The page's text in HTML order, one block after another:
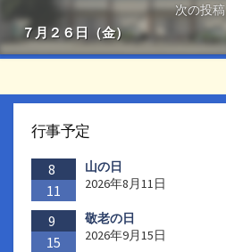
次の投稿
７月２６日（金）
行事予定
8
11
山の日
2026年8月11日
9
15
敬老の日
2026年9月15日